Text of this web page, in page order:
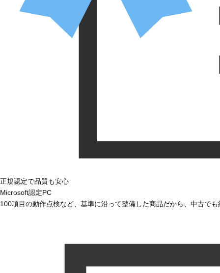
正規認定で品質も安心
Microsoft認定PC
100項目の動作点検など、基準に沿って整備した商品だから、中古で